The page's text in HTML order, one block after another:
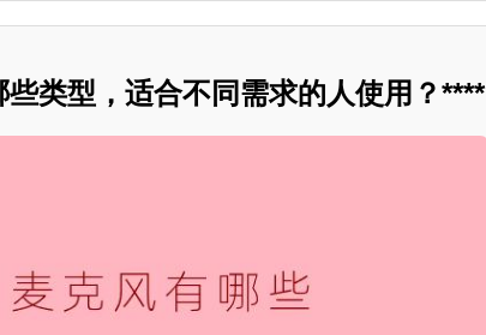
类型，适合不同需求的人使用？****